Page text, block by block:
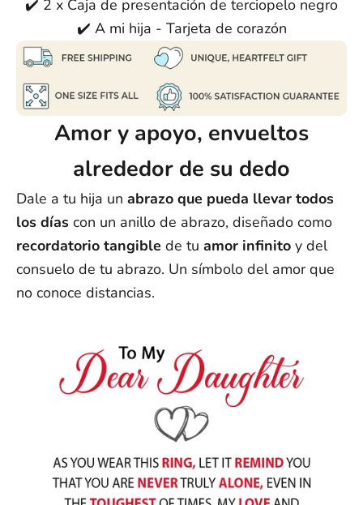
✔️ 2 x Caja de presentación de terciopelo negro
✔️ A mi hija - Tarjeta de corazón
Amor y apoyo, envueltos
alrededor de su dedo
Dale a tu hija un abrazo que pueda llevar todos
los días con un anillo de abrazo, diseñado como
recordatorio tangible de tu amor infinito y del
consuelo de tu abrazo. Un símbolo del amor que
no conoce distancias.